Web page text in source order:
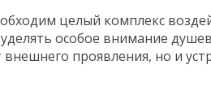
целый комплекс
особое внимание
проявления, но и